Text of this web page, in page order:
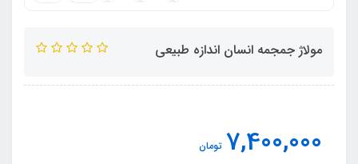
مولاژ جمجمه انسان اندازه طبیعی
7,400,000 تومان